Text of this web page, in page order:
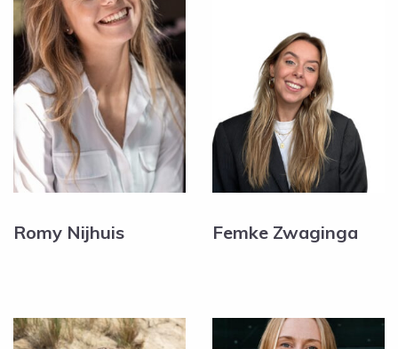
Romy Nijhuis Femke Zwaginga